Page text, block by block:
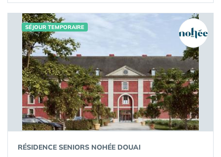
SÉJOUR TEMPORAIRE
RÉSIDENCE SENIORS NOHÉE DOUAI